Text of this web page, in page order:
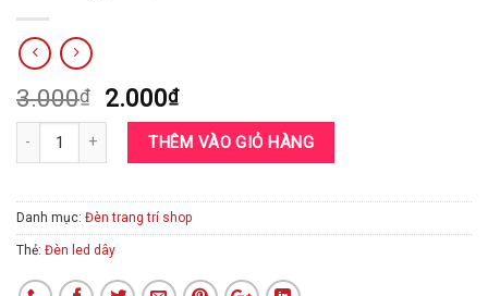
3.000₫
Giá
gốc
3.000₫.
2.000₫Giá
hiện
tại
là:
THÊM VÀO GIỎ HÀNG
Danh mục: Đèn trang trí shop
Thẻ: Đèn led dây